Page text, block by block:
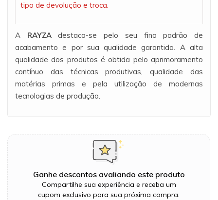
tipo de devolução e troca.
A RAYZAdestaca-se pelo seu fino padrão de
acabamento e por sua qualidade garantida. A alta
qualidade dos produtos é obtida pelo aprimoramento
contínuo das técnicas produtivas, qualidade das
matérias primas e pela utilização de modernas
tecnologias de produção.
Ganhe descontos avaliando este produto
Compartilhe sua experiência e receba um
cupom exclusivo para sua próxima compra.